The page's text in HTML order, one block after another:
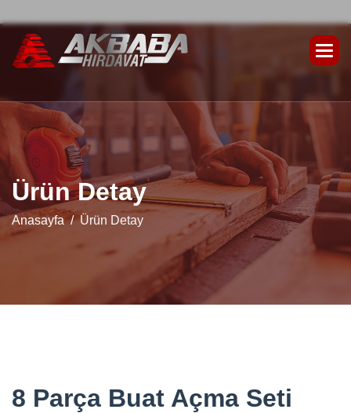
Ürün Detay
Anasayfa Ürün Detay
8 Parça Buat Açma Seti